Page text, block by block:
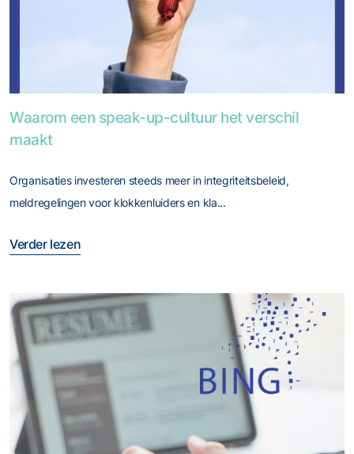
Waarom een speak-up-cultuur het verschil
maakt
Organisaties investeren steeds meer in integriteitsbeleid,
meldregelingen voor klokkenluiders en kla...
Verder lezen